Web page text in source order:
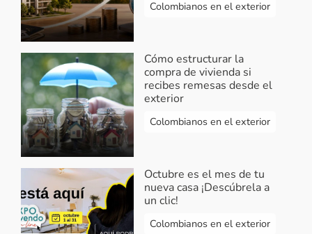
Colombianos en el exterior
Cómo estructurar la
compra de vivienda si
recibes remesas desde el
exterior
Colombianos en el exterior
Octubre es el mes de tu
nueva casa ¡Descúbrela a
un clic!
Colombianos en el exterior